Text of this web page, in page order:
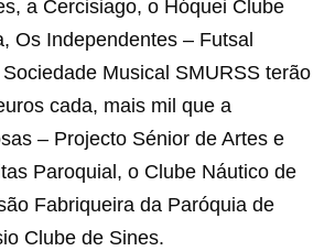
a Cercisiago, o Hóquei Clube
Os Independentes – Futsal
Musical SMURSS terão
cada, mais mil que a
– Projecto Sénior de Artes e
Paroquial, o Clube Náutico de
Fabriqueira da Paróquia de
Clube de Sines.